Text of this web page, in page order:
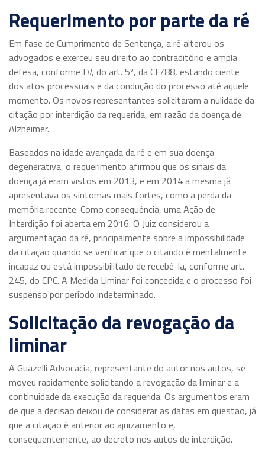
Requerimento por parte da ré
Em fase de Cumprimento de Sentença, a ré alterou os
advogados e exerceu seu direito ao contraditório e ampla
defesa, conforme LV, do art. 5º, da CF/88, estando ciente
dos atos processuais e da condução do processo até aquele
momento. Os novos representantes solicitaram a nulidade da
citação por interdição da requerida, em razão da doença de
Alzheimer.
Baseados na idade avançada da ré e em sua doença
degenerativa, o requerimento afirmou que os sinais da
doença já eram vistos em 2013, e em 2014 a mesma já
apresentava os sintomas mais fortes, como a perda da
memória recente. Como consequência, uma Ação de
Interdição foi aberta em 2016. O Juiz considerou a
argumentação da ré, principalmente sobre a impossibilidade
da citação quando se verificar que o citando é mentalmente
incapaz ou está impossibilitado de recebê-la, conforme art.
245, do CPC. A Medida Liminar foi concedida e o processo foi
suspenso por período indeterminado.
Solicitação da revogação da
liminar
A Guazelli Advocacia, representante do autor nos autos, se
moveu rapidamente solicitando a revogação da liminar e a
continuidade da execução da requerida. Os argumentos eram
de que a decisão deixou de considerar as datas em questão, já
que a citação é anterior ao ajuizamento e,
consequentemente, ao decreto nos autos de interdição.